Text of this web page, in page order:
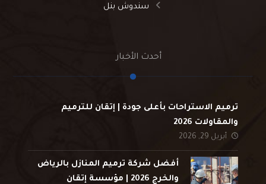
سندوش بنل
أحدث الأخبار
ترميم الاستراحات بأعلى جودة | إتقان للترميم
والمقاولات 2026
أبريل 29, 2026
أفضل شركة ترميم المنازل بالرياض
والخرج 2026 | مؤسسة إتقان